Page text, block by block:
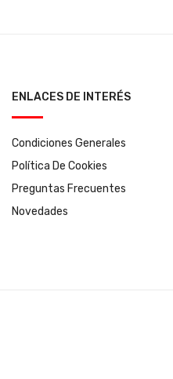
ENLACES DE INTERÉS
Condiciones Generales
Política De Cookies
Preguntas Frecuentes
Novedades